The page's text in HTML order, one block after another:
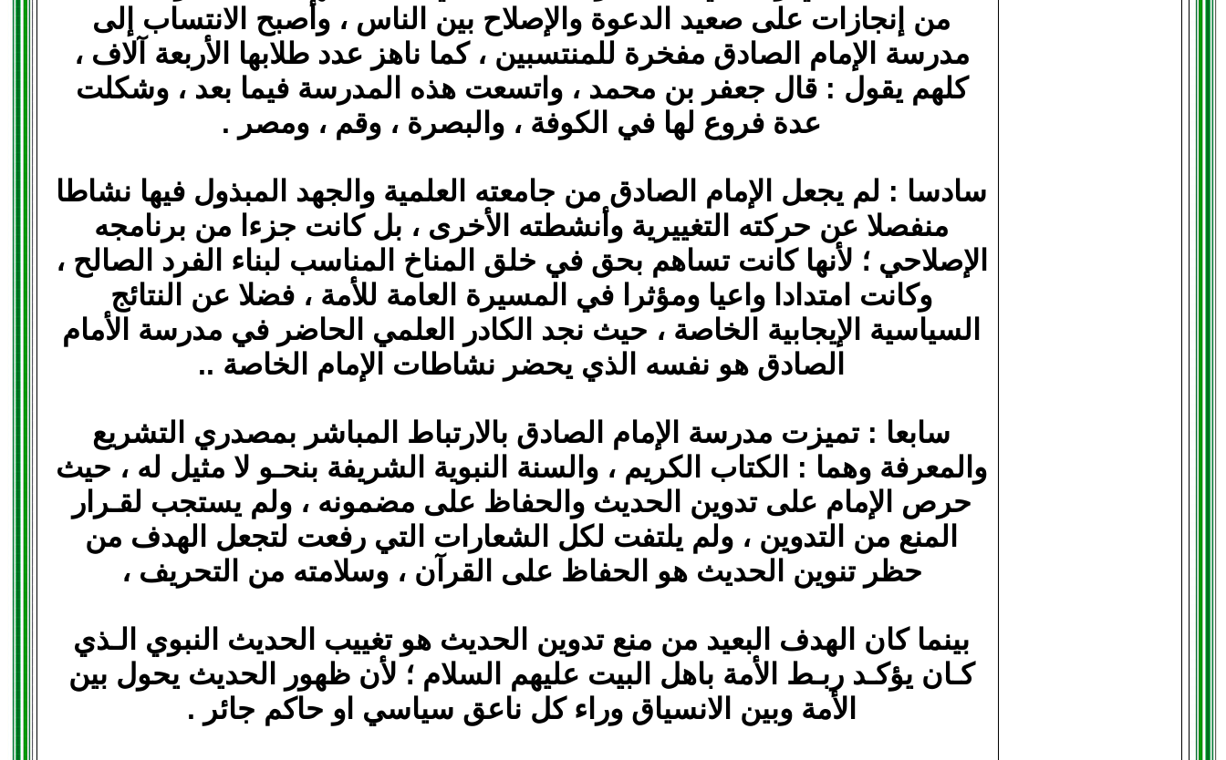
من إنجازات على صعيد الدعوة والإصلاح بين الناس ، وأصبح الانتساب إلى
مدرسة الإمام الصادق مفخرة للمنتسبين ، كما ناهز عدد طلابها الأربعة آلاف ،
كلهم يقول : قال جعفر بن محمد ، واتسعت هذه المدرسة فيما بعد ، وشكلت
عدة فروع لها في الكوفة ، والبصرة ، وقم ، ومصر .
سادسا : لم يجعل الإمام الصادق من جامعته العلمية والجهد المبذول فيها نشاطا
منفصلا عن حركته التغييرية وأنشطته الأخرى ، بل كانت جزءا من برنامجه
الإصلاحي ؛ لأنها كانت تساهم بحق في خلق المناخ المناسب لبناء الفرد الصالح ،
وكانت امتدادا واعيا ومؤثرا في المسيرة العامة للأمة ، فضلا عن النتائج
السياسية الإيجابية الخاصة ، حيث نجد الكادر العلمي الحاضر في مدرسة الأمام
الصادق هو نفسه الذي يحضر نشاطات الإمام الخاصة ..
سابعا : تميزت مدرسة الإمام الصادق بالارتباط المباشر بمصدري التشريع
والمعرفة وهما : الكتاب الكريم ، والسنة النبوية الشريفة بنحـو لا مثيل له ، حيث
حرص الإمام على تدوين الحديث والحفاظ على مضمونه ، ولم يستجب لقـرار
المنع من التدوين ، ولم يلتفت لكل الشعارات التي رفعت لتجعل الهدف من
حظر تنوين الحديث هو الحفاظ على القرآن ، وسلامته من التحريف ،
بينما كان الهدف البعيد من منع تدوين الحديث هو تغييب الحديث النبوي الـذي
كـان يؤكـد ربـط الأمة باهل البيت عليهم السلام ؛ لأن ظهور الحديث يحول بين
الأمة وبين الانسياق وراء كل ناعق سياسي او حاكم جائر .